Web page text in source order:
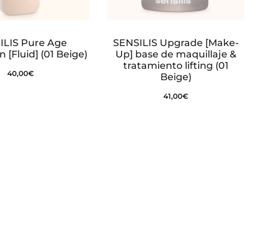
Pure Age
[Fluid] (01 Beige)
40,00€
SENSILIS Upgrade [Make-
Up] base de maquillaje &
tratamiento lifting (01
Beige)
41,00€